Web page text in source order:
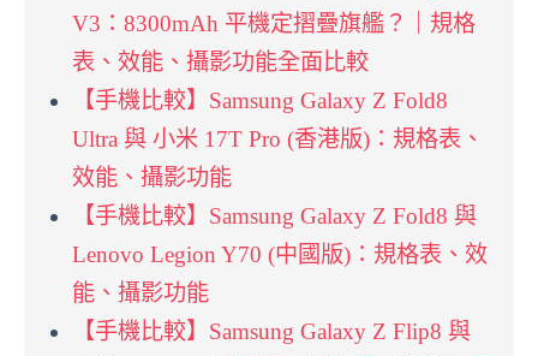
V3：8300mAh 平機定摺疊旗艦？｜規格
表、效能、攝影功能全面比較
【手機比較】Samsung Galaxy Z Fold8
Ultra 與 小米 17T Pro (香港版)：規格表、
效能、攝影功能
【手機比較】Samsung Galaxy Z Fold8 與
Lenovo Legion Y70 (中國版)：規格表、效
能、攝影功能
【手機比較】Samsung Galaxy Z Flip8 與